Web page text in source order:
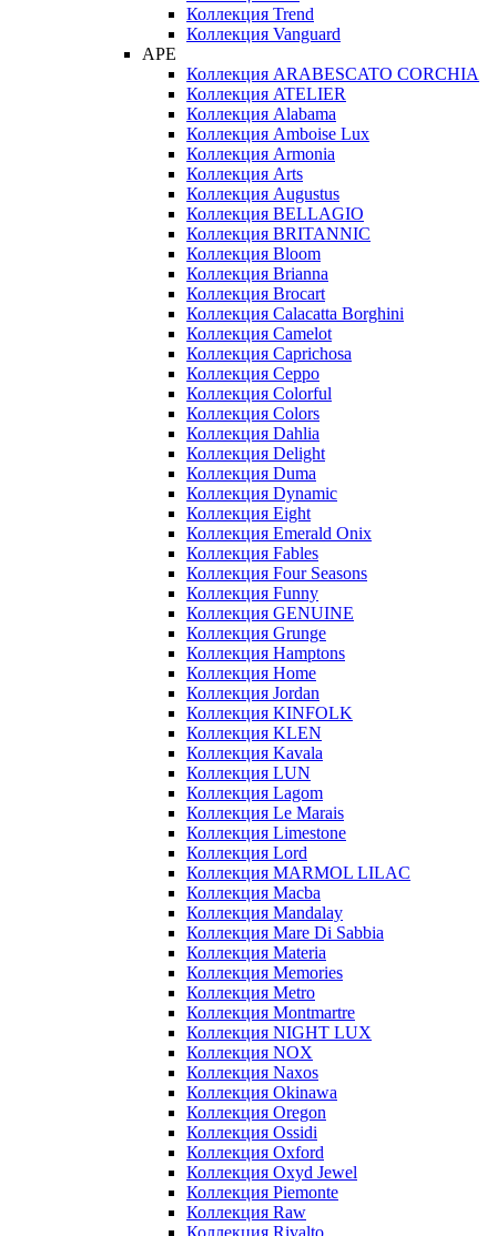
Коллекция Trend
Коллекция Vanguard
APE
Коллекция ARABESCATO CORCHIA
Коллекция ATELIER
Коллекция Alabama
Коллекция Amboise Lux
Коллекция Armonia
Коллекция Arts
Коллекция Augustus
Коллекция BELLAGIO
Коллекция BRITANNIC
Коллекция Bloom
Коллекция Brianna
Коллекция Brocart
Коллекция Calacatta Borghini
Коллекция Camelot
Коллекция Caprichosa
Коллекция Ceppo
Коллекция Colorful
Коллекция Colors
Коллекция Dahlia
Коллекция Delight
Коллекция Duma
Коллекция Dynamic
Коллекция Eight
Коллекция Emerald Onix
Коллекция Fables
Коллекция Four Seasons
Коллекция Funny
Коллекция GENUINE
Коллекция Grunge
Коллекция Hamptons
Коллекция Home
Коллекция Jordan
Коллекция KINFOLK
Коллекция KLEN
Коллекция Kavala
Коллекция LUN
Коллекция Lagom
Коллекция Le Marais
Коллекция Limestone
Коллекция Lord
Коллекция MARMOL LILAC
Коллекция Macba
Коллекция Mandalay
Коллекция Mare Di Sabbia
Коллекция Materia
Коллекция Memories
Коллекция Metro
Коллекция Montmartre
Коллекция NIGHT LUX
Коллекция NOX
Коллекция Naxos
Коллекция Okinawa
Коллекция Oregon
Коллекция Ossidi
Коллекция Oxford
Коллекция Oxyd Jewel
Коллекция Piemonte
Коллекция Raw
Коллекция Rivalto